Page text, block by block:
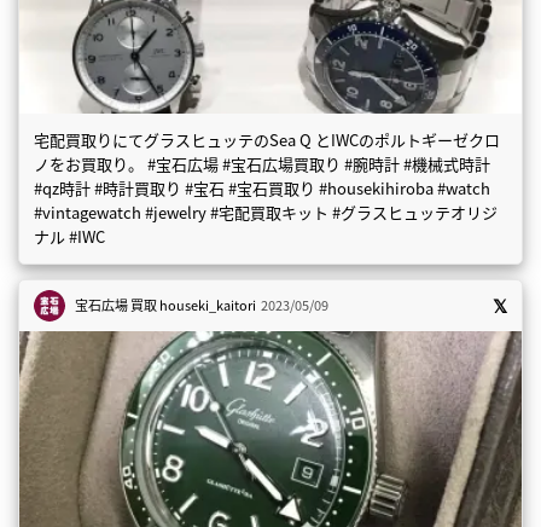
宅配買取りにてグラスヒュッテのSea Q とIWCのポルトギーゼクロ
ノをお買取り。 #宝石広場 #宝石広場買取り #腕時計 #機械式時計
#qz時計 #時計買取り #宝石 #宝石買取り #housekihiroba #watch
#vintagewatch #jewelry #宅配買取キット #グラスヒュッテオリジ
ナル #IWC
宝石広場 買取houseki_kaitori 2023/05/09